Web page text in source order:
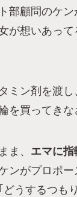
部顧問のケ
が想いあって
ミン剤を渡
を買ってきな
ま、 エマに指
ンがプロポ
うするつも